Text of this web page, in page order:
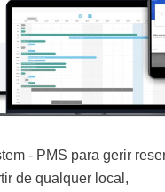
- PMS para gerir
de qualquer local,